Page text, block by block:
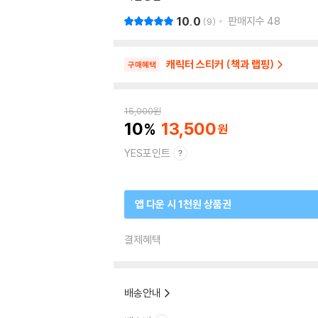
10.0 9 판매지수 48
구매혜택 캐릭터 스티커 (책과 랩핑)
15,000원
10 13,500
YES포인트
앱 다운 시 1천원 상품권
결제혜택
배송안내